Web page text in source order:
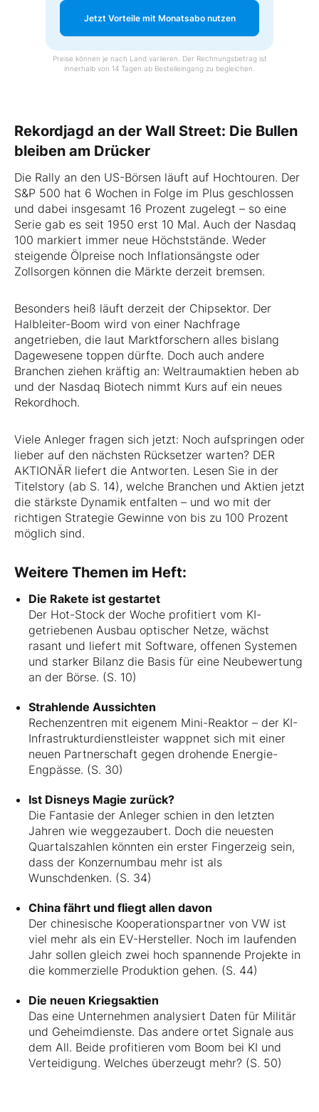
Jetzt Vorteile mit Monatsabo nutzen
Preise können je nach Land variieren. Der Rechnungsbetrag ist
innerhalb von 14 Tagen ab Bestelleingang zu begleichen.
Rekordjagd an der Wall Street: Die Bullen
bleiben am Drücker
Die Rally an den US-Börsen läuft auf Hochtouren. Der
S&P 500 hat 6 Wochen in Folge im Plus geschlossen
und dabei insgesamt 16 Prozent zugelegt – so eine
Serie gab es seit 1950 erst 10 Mal. Auch der Nasdaq
100 markiert immer neue Höchststände. Weder
steigende Ölpreise noch Inflationsängste oder
Zollsorgen können die Märkte derzeit bremsen.
Besonders heiß läuft derzeit der Chipsektor. Der
Halbleiter-Boom wird von einer Nachfrage
angetrieben, die laut Marktforschern alles bislang
Dagewesene toppen dürfte. Doch auch andere
Branchen ziehen kräftig an: Weltraumaktien heben ab
und der Nasdaq Biotech nimmt Kurs auf ein neues
Rekordhoch.
Viele Anleger fragen sich jetzt: Noch aufspringen oder
lieber auf den nächsten Rücksetzer warten? DER
AKTIONÄR liefert die Antworten. Lesen Sie in der
Titelstory (ab S. 14), welche Branchen und Aktien jetzt
die stärkste Dynamik entfalten – und wo mit der
richtigen Strategie Gewinne von bis zu 100 Prozent
möglich sind.
Weitere Themen im Heft:
Die Rakete ist gestartet
Der Hot-Stock der Woche profitiert vom KI-
getriebenen Ausbau optischer Netze, wächst
rasant und liefert mit Software, offenen Systemen
und starker Bilanz die Basis für eine Neubewertung
an der Börse. (S. 10)
Strahlende Aussichten
Rechenzentren mit eigenem Mini-Reaktor – der KI-
Infrastrukturdienstleister wappnet sich mit einer
neuen Partnerschaft gegen drohende Energie-
Engpässe. (S. 30)
Ist Disneys Magie zurück?
Die Fantasie der Anleger schien in den letzten
Jahren wie weggezaubert. Doch die neuesten
Quartalszahlen könnten ein erster Fingerzeig sein,
dass der Konzernumbau mehr ist als
Wunschdenken. (S. 34)
China fährt und fliegt allen davon
Der chinesische Kooperationspartner von VW ist
viel mehr als ein EV-Hersteller. Noch im laufenden
Jahr sollen gleich zwei hoch spannende Projekte in
die kommerzielle Produktion gehen. (S. 44)
Die neuen Kriegsaktien
Das eine Unternehmen analysiert Daten für Militär
und Geheimdienste. Das andere ortet Signale aus
dem All. Beide profitieren vom Boom bei KI und
Verteidigung. Welches überzeugt mehr? (S. 50)